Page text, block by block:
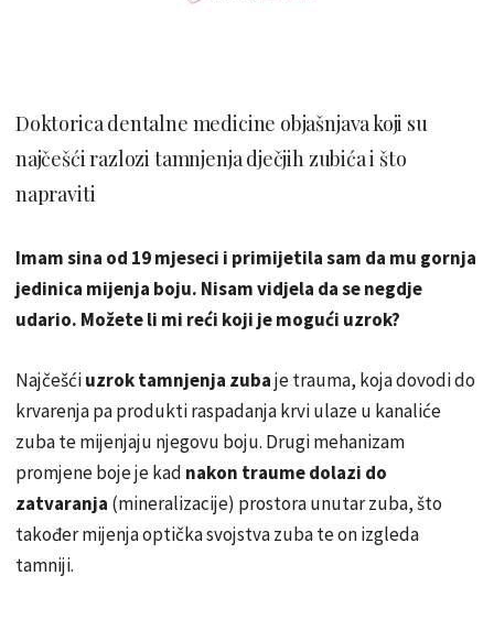
Doktorica dentalne medicine objašnjava koji su
najčešći razlozi tamnjenja dječjih zubića i što
napraviti
Imam sina od 19 mjeseci i primijetila sam da mu gornja
jedinica mijenja boju. Nisam vidjela da se negdje
udario. Možete li mi reći koji je mogući uzrok?
Najčešćiuzrok tamnjenja zubaje trauma, koja dovodi do
krvarenja pa produkti raspadanja krvi ulaze u kanaliće
zuba te mijenjaju njegovu boju. Drugi mehanizam
promjene boje je kad nakon traume dolazi do
zatvaranja (mineralizacije) prostora unutar zuba, što
također mijenja optička svojstva zuba te on izgleda
tamniji.